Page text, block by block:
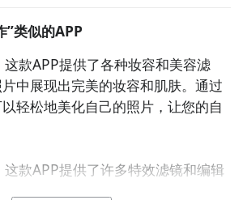
”类似的APP
款APP提供了各种妆容和美容滤
中展现出完美的妆容和肌肤。通过
轻松地美化自己的照片，让您的自
款APP提供了许多特效滤镜和编辑